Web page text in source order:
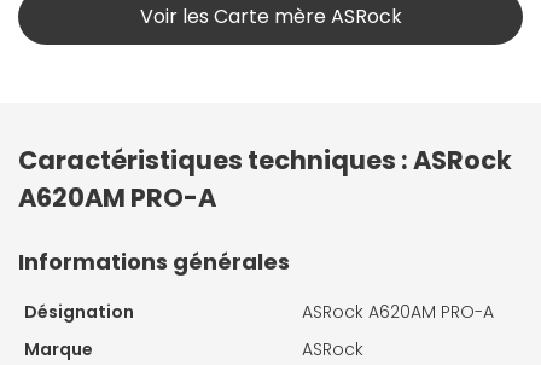
Voir les Carte mère ASRock
Caractéristiques techniques : ASRock
A620AM PRO-A
Informations générales
Désignation
ASRock A620AM PRO-A
Marque
ASRock